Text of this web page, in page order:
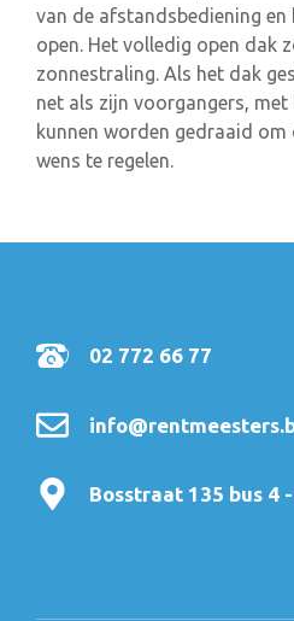
van de afstandsbediening en
open. Het volledig open dak
zonnestraling. Als het dak
net als zijn voorgangers,
kunnen worden gedraaid
wens te regelen.
02 772 66 77
Bosstraat 135 bus 4